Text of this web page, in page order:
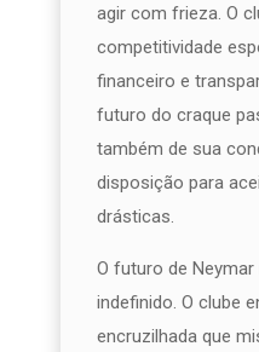
agir com frieza. O
competitividade
financeiro e
futuro do craque
também de sua
disposição para
drásticas.
O futuro de
indefinido. O clube
encruzilhada que